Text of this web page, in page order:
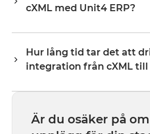
lagernivåer, priser och
data anländer i det format som
cXML med Unit4 ERP?
Marketplace konfigurerar du
gränssnitt utan att skriva egen
kod finns tillgänglig i de fall där
Hur lång tid tar det att
integration från cXML till
beroende på komplexiteten i
flöden som krävs och din interna
För många system finns färdiga
Är du osäker på